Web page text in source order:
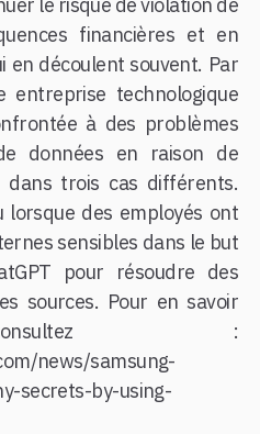
financières et en
découlent souvent. Par
entreprise technologique
à des problèmes
données en raison de
dans trois cas différents.
lorsque des employés ont
sensibles dans le but
pour résoudre des
sources. Pour en savoir
:
news/samsung-
secrets-by-using-